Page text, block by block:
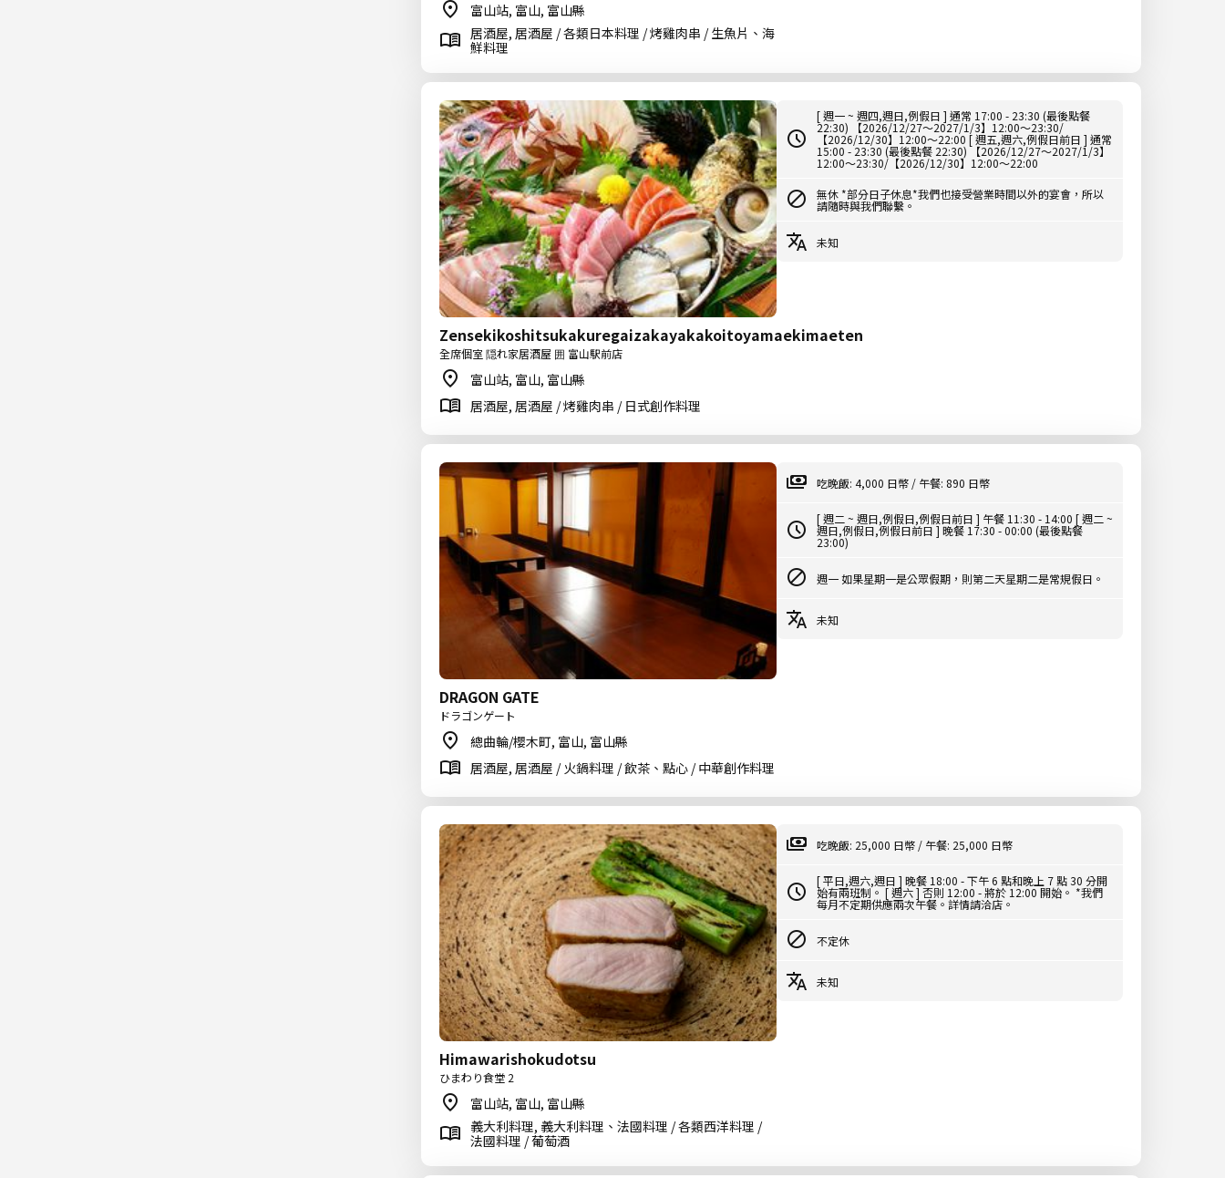
富山站, 富山, 富山縣
居酒屋, 居酒屋 / 各類日本料理 / 烤雞肉串 / 生魚片、海
鮮料理
Zensekikoshitsukakuregaizakayakakoitoyamaekimaeten
全席個室 隠れ家居酒屋 囲 富山駅前店
富山站, 富山, 富山縣
居酒屋, 居酒屋 / 烤雞肉串 / 日式創作料理
[ 週一 ~ 週四,週日,例假日 ] 通常 17:00 - 23:30 (最後點餐
22:30) 【2026/12/27～2027/1/3】12:00～23:30/
【2026/12/30】12:00～22:00 [ 週五,週六,例假日前日 ] 通常
15:00 - 23:30 (最後點餐 22:30) 【2026/12/27～2027/1/3】
12:00～23:30/【2026/12/30】12:00～22:00
無休 *部分日子休息*我們也接受營業時間以外的宴會，所以
請隨時與我們聯繫。
未知
DRAGON GATE
ドラゴンゲート
總曲輪/櫻木町, 富山, 富山縣
居酒屋, 居酒屋 / 火鍋料理 / 飲茶、點心 / 中華創作料理
吃晚飯: 4,000 日幣 / 午餐: 890 日幣
[ 週二 ~ 週日,例假日,例假日前日 ] 午餐 11:30 - 14:00 [ 週二 ~
週日,例假日,例假日前日 ] 晚餐 17:30 - 00:00 (最後點餐
23:00)
週一 如果星期一是公眾假期，則第二天星期二是常規假日。
未知
Himawarishokudotsu
ひまわり食堂 2
富山站, 富山, 富山縣
義大利料理, 義大利料理、法國料理 / 各類西洋料理 /
法國料理 / 葡萄酒
吃晚飯: 25,000 日幣 / 午餐: 25,000 日幣
[ 平日,週六,週日 ] 晚餐 18:00 - 下午 6 點和晚上 7 點 30 分開
始有兩班制。 [ 週六 ] 否則 12:00 - 將於 12:00 開始。 *我們
每月不定期供應兩次午餐。詳情請洽店。
不定休
未知